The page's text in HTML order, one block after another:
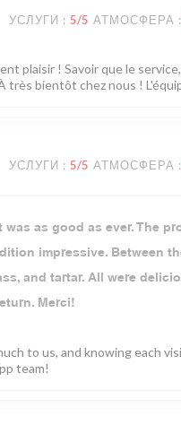
УСЛУГИ : 5/5 АТМОСФЕРА :
plaisir ! Savoir que le
bientôt chez nous !
УСЛУГИ : 5/5 АТМОСФЕРА :
as good as ever. The
impressive. Between
and tartar. All were
Merci!
to us, and knowing each
team!